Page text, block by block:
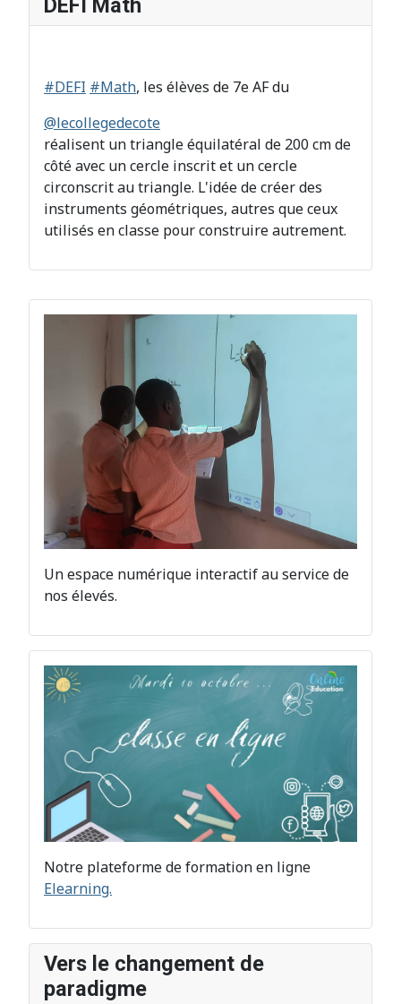
Un espace numérique interactif au service de
nos élevés.
Notre plateforme de formation en ligne
Elearning.
Vers le changement de
paradigme
DEFI Math
#DEFI #Math, les élèves de 7e AF du
@lecollegedecote
réalisent un triangle équilatéral de 200 cm de
côté avec un cercle inscrit et un cercle
circonscrit au triangle. L'idée de créer des
instruments géométriques, autres que ceux
utilisés en classe pour construire autrement.